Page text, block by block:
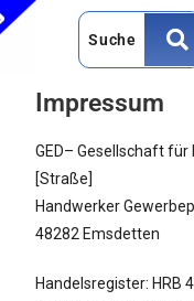
Impressum
GED– Gesellschaft
[Straße]
Handwerker
48282 Emsdetten
Handelsregister: HRB